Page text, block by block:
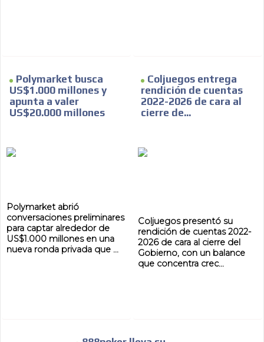
Polymarket busca
US$1.000 millones y
apunta a valer
US$20.000 millones
Polymarket abrió
conversaciones preliminares
para captar alrededor de
US$1.000 millones en una
nueva ronda privada que ...
Coljuegos entrega
rendición de cuentas
2022-2026 de cara al
cierre de...
Coljuegos presentó su
rendición de cuentas 2022-
2026 de cara al cierre del
Gobierno, con un balance
que concentra crec...